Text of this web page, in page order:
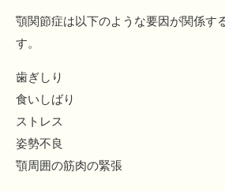
顎関節症は以下のような要因が関係す
す。
歯ぎしり
食いしばり
ストレス
姿勢不良
顎周囲の筋肉の緊張